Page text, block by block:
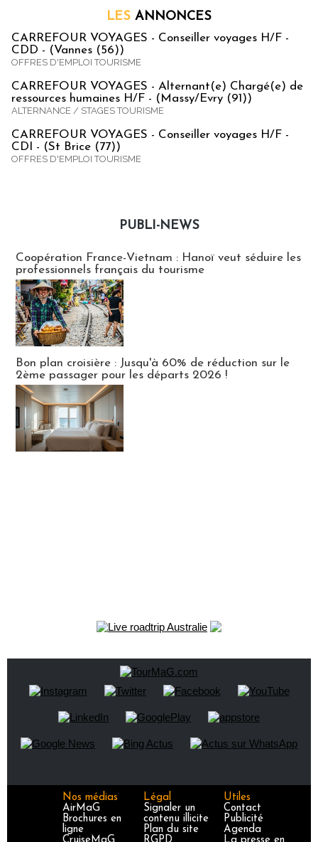
LES ANNONCES
CARREFOUR VOYAGES - Conseiller voyages H/F -
CDD - (Vannes (56))
OFFRES D'EMPLOI TOURISME
CARREFOUR VOYAGES - Alternant(e) Chargé(e) de
ressources humaines H/F - (Massy/Evry (91))
ALTERNANCE / STAGES TOURISME
CARREFOUR VOYAGES - Conseiller voyages H/F -
CDI - (St Brice (77))
OFFRES D'EMPLOI TOURISME
PUBLI-NEWS
Coopération France-Vietnam : Hanoï veut séduire les
professionnels français du tourisme
Bon plan croisière : Jusqu'à 60% de réduction sur le
2ème passager pour les départs 2026 !
Nos médias
AirMaG
Brochures en
ligne
Légal
Signaler un
contenu illicite
Plan du site
Utiles
Contact
Publicité
Agenda